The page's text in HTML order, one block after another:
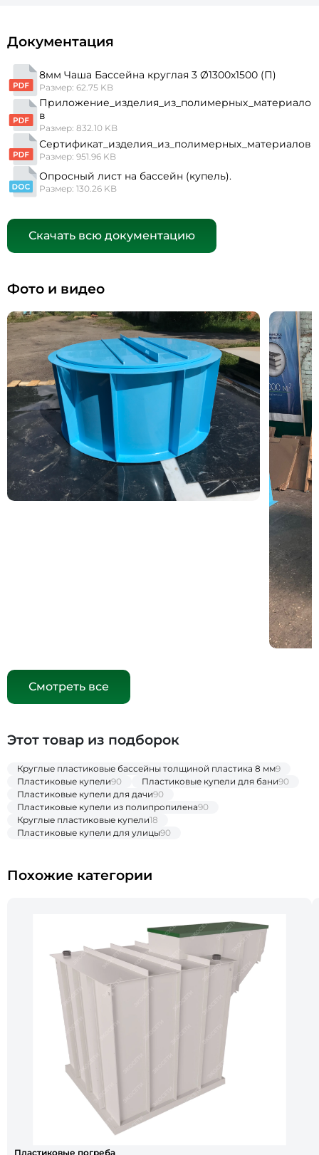
Документация
8мм Чаша Бассейна круглая 3 Ø1300х1500 (П)
Размер: 62.75 KB
Приложение_изделия_из_полимерных_материало
в
Размер: 832.10 KB
Сертификат_изделия_из_полимерных_материалов
Размер: 951.96 KB
Опросный лист на бассейн (купель).
Размер: 130.26 KB
Скачать всю документацию
Фото и видео
Смотреть все
Этот товар из подборок
Круглые пластиковые бассейны толщиной пластика 8 мм9
Пластиковые купели90 Пластиковые купели для бани90
Пластиковые купели для дачи90
Пластиковые купели из полипропилена90
Круглые пластиковые купели18
Пластиковые купели для улицы90
Похожие категории
Пластиковые погреба